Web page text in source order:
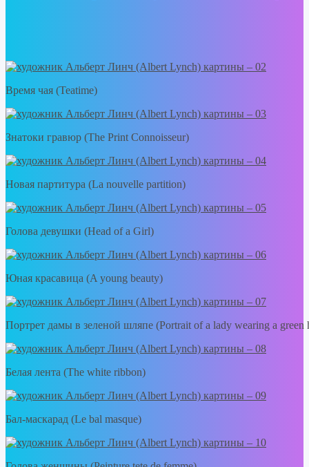
Время чая (Teatime)
Знатоки гравюр (The Print Connoisseur)
Новая партитура (La nouvelle partition)
Голова девушки (Head of a Girl)
Юная красавица (A young beauty)
Портрет дамы в зеленой шляпе (Portrait of a lady wearing a green
Белая лента (The white ribbon)
Бал-маскарад (Le bal masque)